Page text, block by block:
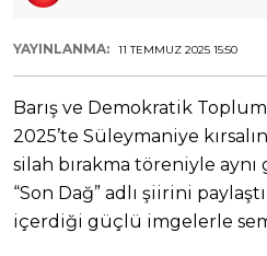
YAYINLANMA: 11 TEMMUZ 2025 15:50
Barış ve Demokratik
2025’te Süleymaniye
silah bırakma töreniyle
“Son Dağ” adlı şiirini
içerdiği güçlü imgelerle